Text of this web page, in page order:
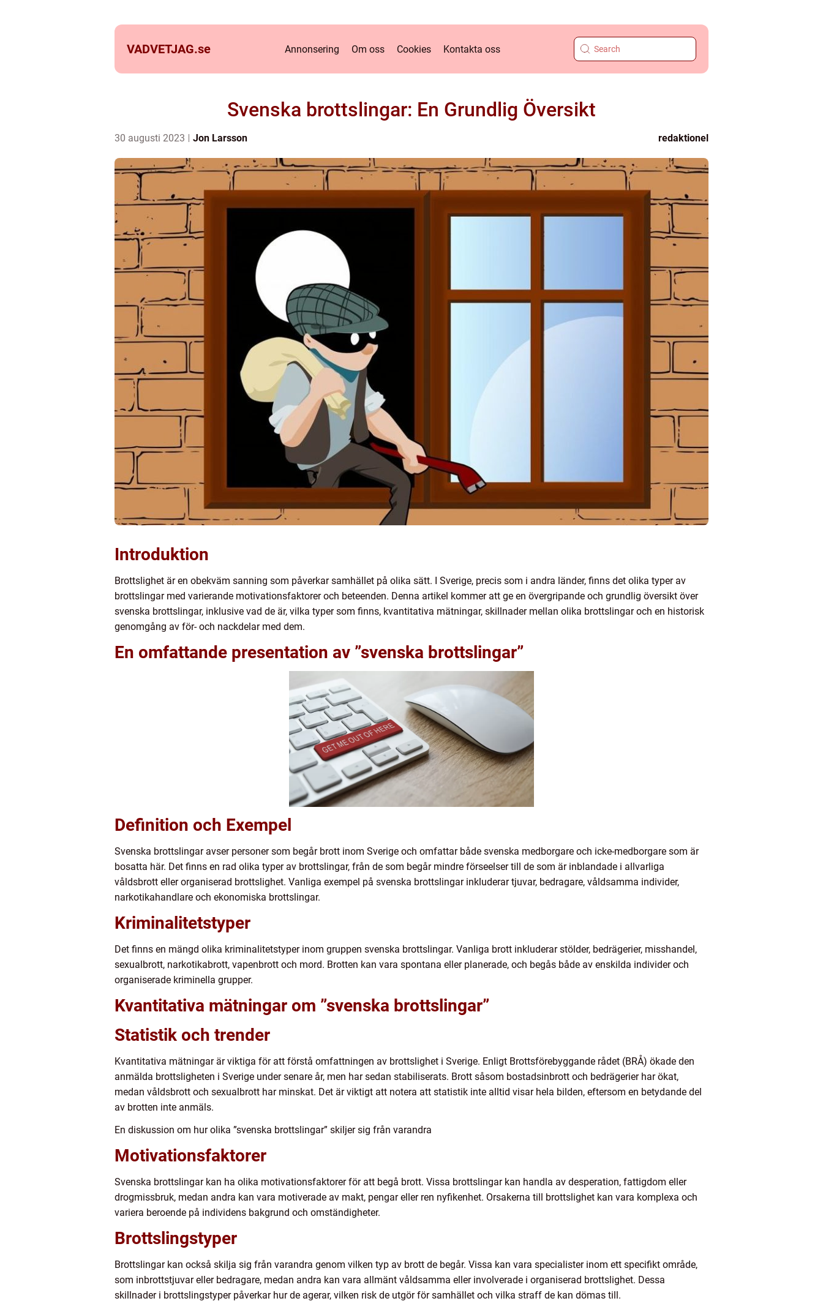
VADVETJAG.se Annonsering Om oss Cookies Kontakta oss
Svenska brottslingar: En Grundlig Översikt
30 augusti 2023 Jon Larsson redaktionel
Introduktion
Brottslighet är en obekväm sanning som påverkar samhället på olika sätt. I Sverige, precis som i andra länder, finns det olika typer av
brottslingar med varierande motivationsfaktorer och beteenden. Denna artikel kommer att ge en övergripande och grundlig översikt över
svenska brottslingar, inklusive vad de är, vilka typer som finns, kvantitativa mätningar, skillnader mellan olika brottslingar och en historisk
genomgång av för- och nackdelar med dem.
En omfattande presentation av ”svenska brottslingar”
Definition och Exempel
Svenska brottslingar avser personer som begår brott inom Sverige och omfattar både svenska medborgare och icke-medborgare som är
bosatta här. Det finns en rad olika typer av brottslingar, från de som begår mindre förseelser till de som är inblandade i allvarliga
våldsbrott eller organiserad brottslighet. Vanliga exempel på svenska brottslingar inkluderar tjuvar, bedragare, våldsamma individer,
narkotikahandlare och ekonomiska brottslingar.
Kriminalitetstyper
Det finns en mängd olika kriminalitetstyper inom gruppen svenska brottslingar. Vanliga brott inkluderar stölder, bedrägerier, misshandel,
sexualbrott, narkotikabrott, vapenbrott och mord. Brotten kan vara spontana eller planerade, och begås både av enskilda individer och
organiserade kriminella grupper.
Kvantitativa mätningar om ”svenska brottslingar”
Statistik och trender
Kvantitativa mätningar är viktiga för att förstå omfattningen av brottslighet i Sverige. Enligt Brottsförebyggande rådet (BRÅ) ökade den
anmälda brottsligheten i Sverige under senare år, men har sedan stabiliserats. Brott såsom bostadsinbrott och bedrägerier har ökat,
medan våldsbrott och sexualbrott har minskat. Det är viktigt att notera att statistik inte alltid visar hela bilden, eftersom en betydande del
av brotten inte anmäls.
En diskussion om hur olika ”svenska brottslingar” skiljer sig från varandra
Motivationsfaktorer
Svenska brottslingar kan ha olika motivationsfaktorer för att begå brott. Vissa brottslingar kan handla av desperation, fattigdom eller
drogmissbruk, medan andra kan vara motiverade av makt, pengar eller ren nyfikenhet. Orsakerna till brottslighet kan vara komplexa och
variera beroende på individens bakgrund och omständigheter.
Brottslingstyper
Brottslingar kan också skilja sig från varandra genom vilken typ av brott de begår. Vissa kan vara specialister inom ett specifikt område,
som inbrottstjuvar eller bedragare, medan andra kan vara allmänt våldsamma eller involverade i organiserad brottslighet. Dessa
skillnader i brottslingstyper påverkar hur de agerar, vilken risk de utgör för samhället och vilka straff de kan dömas till.